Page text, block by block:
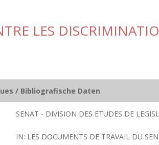
LES
/ Bibliografische Daten
SENAT - DIVISION DES ETUDES DE
IN: LES DOCUMENTS DE TRAVAIL DU